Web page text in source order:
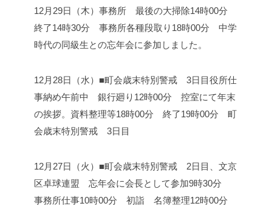
12月29日（木） 事務所 最後の大掃除14時00分
終了14時30分 事務所各種段取り 18時00分 中学
時代の同級生との忘年会に参加しました。
12月28日（水）■町会歳末特別警戒 3日目役所仕
事納め午前中 銀行廻り 12時00分 控室にて年末
の挨拶。資料整理等18時00分 終了19時00分 町
会歳末特別警戒 3日目
12月27日（火）■町会歳末特別警戒 2日目、文京
区卓球連盟 忘年会に会長として参加9時30分
事務所仕事10時00分 初詣 名簿整理12時00分